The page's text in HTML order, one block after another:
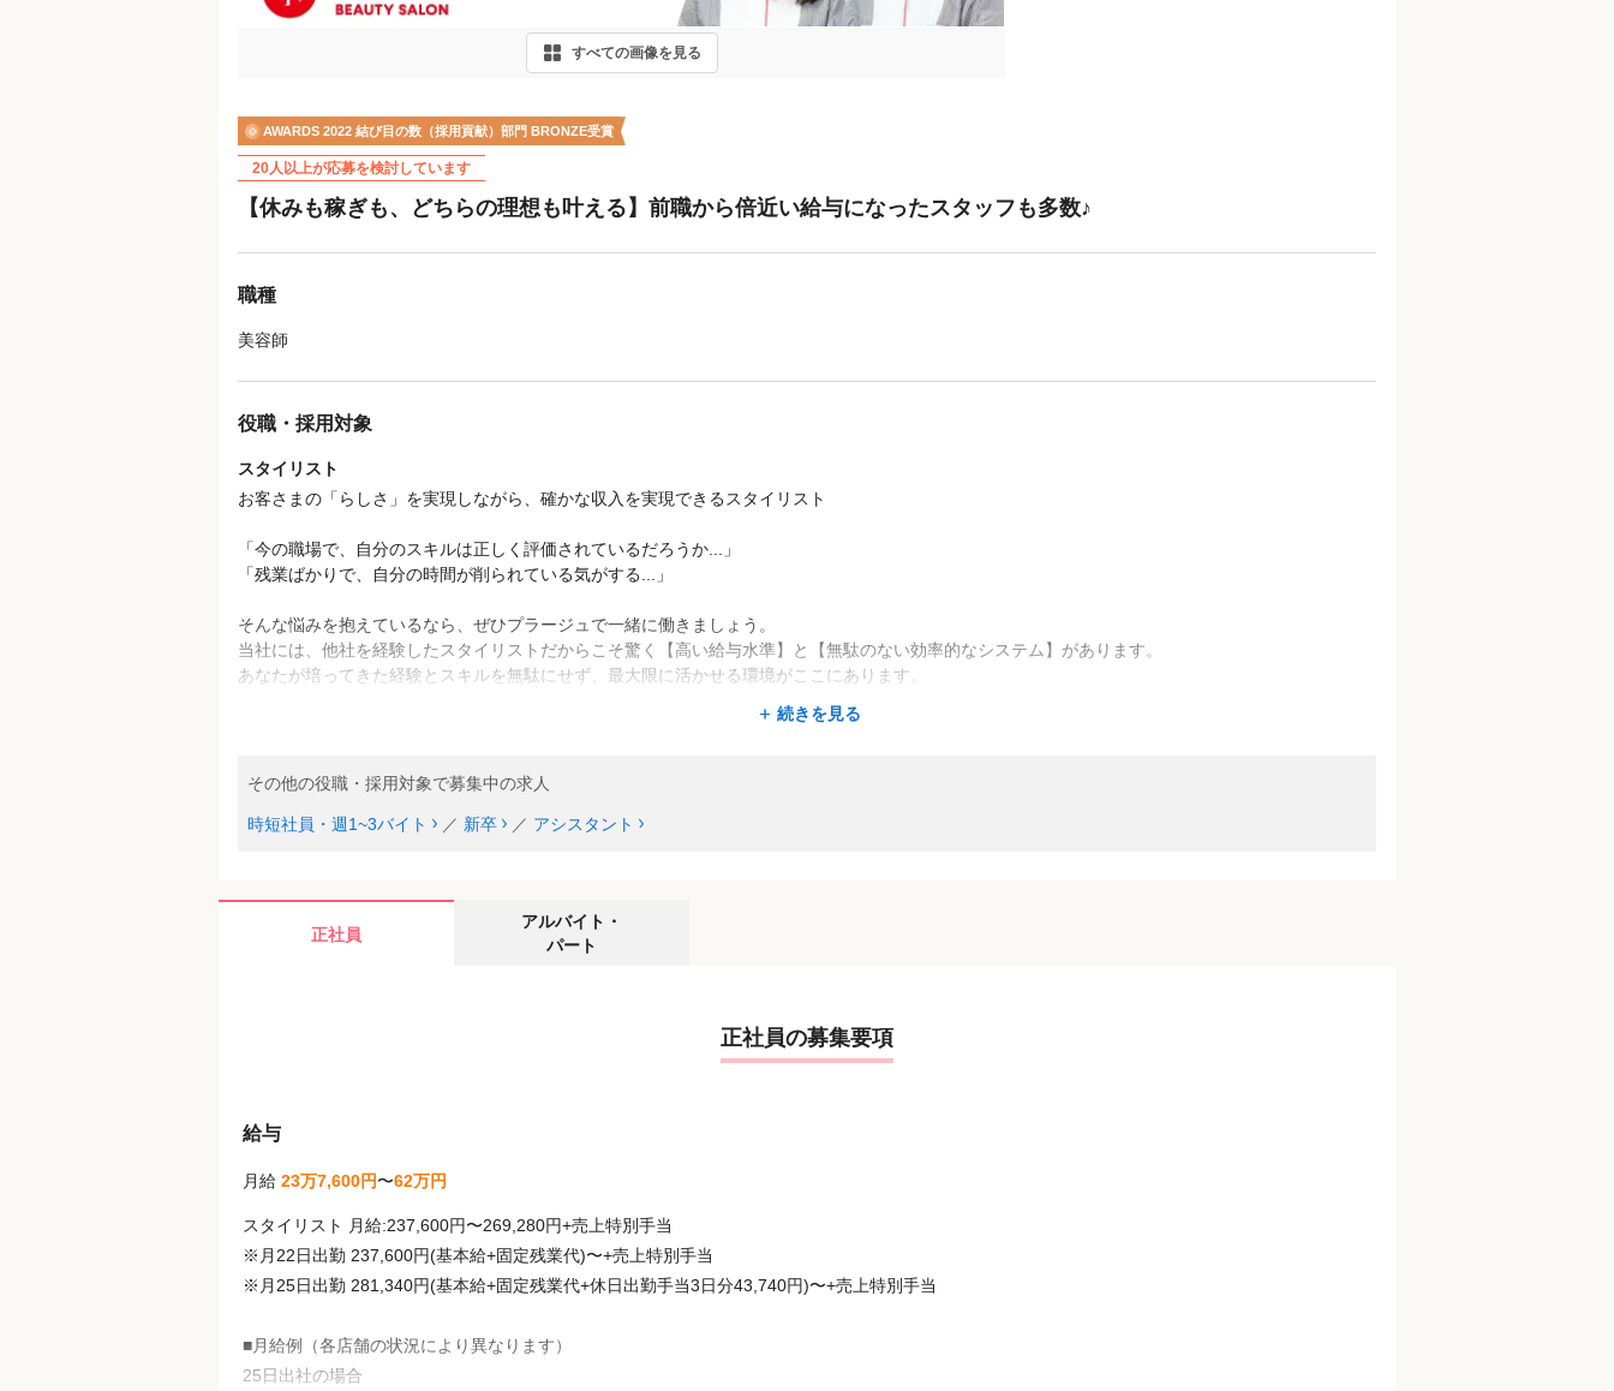
すべての画像を見る
AWARDS 2022 結び目の数（採用貢献）部門 BRONZE受賞
20人以上が応募を検討しています
【休みも稼ぎも、どちらの理想も叶える】前職から倍近い給与になったスタッフも多数♪
職種
美容師
役職・採用対象
スタイリスト
お客さまの「らしさ」を実現しながら、確かな収入を実現できるスタイリスト
「今の職場で、自分のスキルは正しく評価されているだろうか...」
「残業ばかりで、自分の時間が削られている気がする...」
そんな悩みを抱えているなら、ぜひプラージュで一緒に働きましょう。
当社には、他社を経験したスタイリストだからこそ驚く【高い給与水準】と【無駄のない効率的なシステム】があります。
あなたが培ってきた経験とスキルを無駄にせず、最大限に活かせる環境がここにあります。
※プラージュでは免許を持っていない方をアシスタント、持っている方をスタイリストとしております
続きを見る
その他の役職・採用対象で募集中の求人
時短社員・週1~3バイト ／ 新卒 ／ アシスタント
正社員
アルバイト・
パート
正社員の募集要項
給与
月給 23万7,600円〜62万円
スタイリスト ⽉給:237,600円〜269,280円+売上特別⼿当
※⽉22⽇出勤 237,600円(基本給+固定残業代)〜+売上特別⼿当
※⽉25⽇出勤 281,340円(基本給+固定残業代+休⽇出勤⼿当3⽇分43,740円)〜+売上特別⼿当
■⽉給例（各店舗の状況により異なります）
25⽇出社の場合